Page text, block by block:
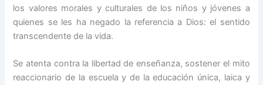
los valores morales y culturales de los niños y jóvenes a
quienes se les ha negado la referencia a Dios: el sentido
transcendente de la vida.
Se atenta contra la libertad de enseñanza, sostener el mito
reaccionario de la escuela y de la educación única, laica y